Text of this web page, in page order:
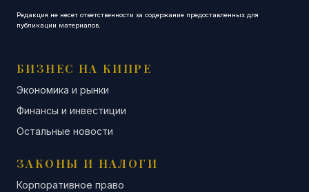
Редакция не несет ответственности за содержание предоставленных для
публикации материалов.
БИЗНЕС НА КИПРЕ
Экономика и рынки
Финансы и инвестиции
Остальные новости
ЗАКОНЫ И НАЛОГИ
Корпоративное право